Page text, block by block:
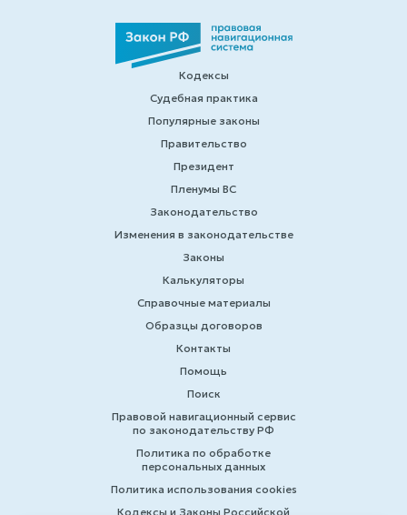
Кодексы
Судебная практика
Популярные законы
Правительство
Президент
Пленумы ВС
Законодательство
Изменения в законодательстве
Законы
Калькуляторы
Справочные материалы
Образцы договоров
Контакты
Помощь
Поиск
Правовой навигационный сервис
по законодательству РФ
Политика по обработке
персональных данных
Политика использования cookies
Кодексы и Законы Российской